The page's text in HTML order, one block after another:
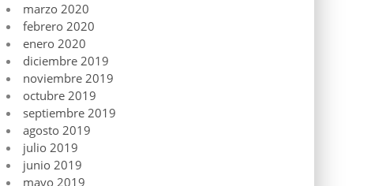
marzo 2020
febrero 2020
enero 2020
diciembre 2019
noviembre 2019
octubre 2019
septiembre 2019
agosto 2019
julio 2019
junio 2019
mayo 2019